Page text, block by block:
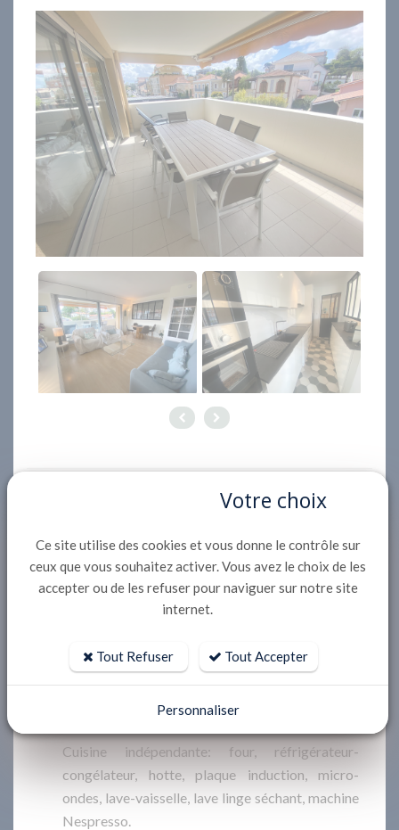
Située dans le quartier de la plage d'Eyrac, à 500
m du Casino, 900m de la jetée thiers et de la gare,
appartement T3 rénové de 70 m² au 1er étage
d'une copropriété en première ligne avec
-Entrée
- Séjour double avec 1 canapé-lit à 2 places
(140x190) /coin repas, TV écran plat, donnant
Cuisine indépendante: four, réfrigérateur-
congélateur, hotte, plaque induction, micro-
ondes, lave-vaisselle, lave linge séchant, machine
Nespresso.
Votre choix
Ce site utilise des cookies et vous donne le contrôle sur
ceux que vous souhaitez activer. Vous avez le choix de les
accepter ou de les refuser pour naviguer sur notre site
internet.
Tout Refuser Tout Accepter
Personnaliser